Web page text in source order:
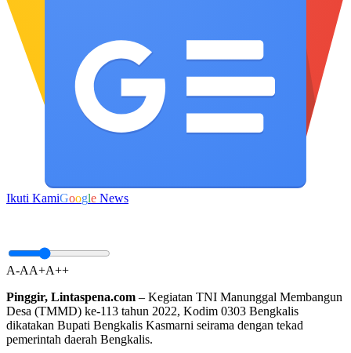
Ikuti KamiGoogle News
A-AA+A++
Pinggir, Lintaspena.com – Kegiatan TNI Manunggal Membangun
Desa (TMMD) ke-113 tahun 2022, Kodim 0303 Bengkalis
dikatakan Bupati Bengkalis Kasmarni seirama dengan tekad
pemerintah daerah Bengkalis.